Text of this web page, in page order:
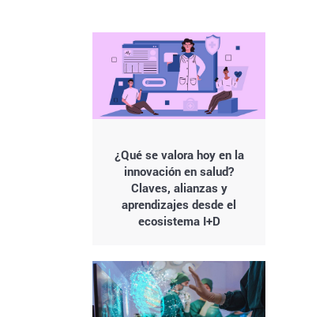
¿Qué se valora hoy en la
innovación en salud?
Claves, alianzas y
aprendizajes desde el
ecosistema I+D